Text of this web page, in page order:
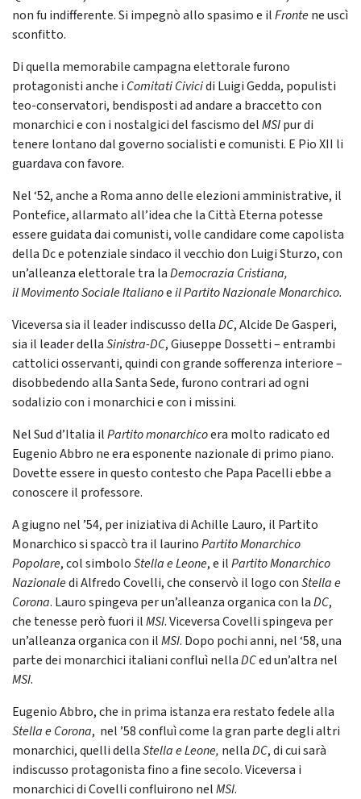
non fu indifferente. Si impegnò allo spasimo e ilFrontene uscì
sconfitto.
Di quella memorabile campagna elettorale furono
protagonisti anche i Comitati Civicidi Luigi Gedda, populisti
teo-conservatori, bendisposti ad andare a braccetto con
monarchici e con i nostalgici del fascismo delMSIpur di
tenere lontano dal governo socialisti e comunisti. E Pio XII li
guardava con favore.
Nel ‘52, anche a Roma anno delle elezioni amministrative, il
Pontefice, allarmato all’idea che la Città Eterna potesse
essere guidata dai comunisti, volle candidare come capolista
della Dc e potenziale sindaco il vecchio don Luigi Sturzo, con
un’alleanza elettorale tra laDemocrazia Cristiana,
il Movimento Sociale Italianoeil Partito Nazionale Monarchico.
Viceversa sia il leader indiscusso dellaDC, Alcide De Gasperi,
sia il leader dellaSinistra-DC, Giuseppe Dossetti – entrambi
cattolici osservanti, quindi con grande sofferenza interiore –
disobbedendo alla Santa Sede, furono contrari ad ogni
sodalizio con i monarchici e con i missini.
Nel Sud d’Italia ilPartito monarchicoera molto radicato ed
Eugenio Abbro ne era esponente nazionale di primo piano.
Dovette essere in questo contesto che Papa Pacelli ebbe a
conoscere il professore.
A giugno nel ’54, per iniziativa di Achille Lauro, il Partito
Monarchico si spaccò tra il laurinoPartito Monarchico
Popolare, col simboloStella e Leone, e ilPartito Monarchico
Nazionaledi Alfredo Covelli, che conservò il logo conStella e
Corona. Lauro spingeva per un’alleanza organica con laDC,
che tenesse però fuori ilMSI. Viceversa Covelli spingeva per
un’alleanza organica con ilMSI. Dopo pochi anni, nel ‘58, una
parte dei monarchici italiani confluì nellaDCed un’altra nel
MSI.
Eugenio Abbro, che in prima istanza era restato fedele alla
Stella e Corona, nel ’58 confluì come la gran parte degli altri
monarchici, quelli dellaStella e Leone, nellaDC, di cui sarà
indiscusso protagonista fino a fine secolo. Viceversa i
monarchici di Covelli confluirono nelMSI.